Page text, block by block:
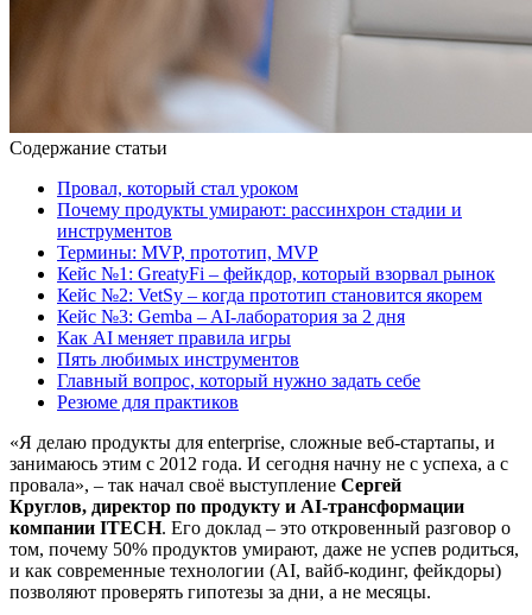
Содержание статьи
Провал, который стал уроком
Почему продукты умирают: рассинхрон стадии и
инструментов
Термины: MVP, прототип, MVP
Кейс №1: GreatyFi – фейкдор, который взорвал рынок
Кейс №2: VetSy – когда прототип становится якорем
Кейс №3: Gemba – AI-лаборатория за 2 дня
Как AI меняет правила игры
Пять любимых инструментов
Главный вопрос, который нужно задать себе
Резюме для практиков
«Я делаю продукты для enterprise, сложные веб-стартапы, и
занимаюсь этим с 2012 года. И сегодня начну не с успеха, а с
провала», – так начал своё выступление Сергей
Круглов, директор по продукту и AI-трансформации
компании ITECH. Его доклад – это откровенный разговор о
том, почему 50% продуктов умирают, даже не успев родиться,
и как современные технологии (AI, вайб-кодинг, фейкдоры)
позволяют проверять гипотезы за дни, а не месяцы.